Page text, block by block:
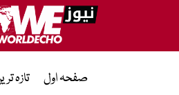
صفحہ اول تازہ